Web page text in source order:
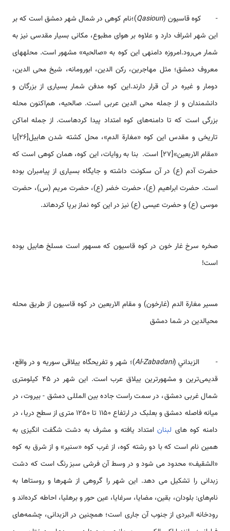
- کوه قاسیون (Qasioun)؛نام کوهی در شمال شهر دمشق است که بر
این شهر اشراف دارد و علاوه بر هوای مطبوع، مکانی بسیار مقدسی نیز به
شمار می‌رود.امروزه دامنه­ی این کوه به «صالحیه» مشهور است. محله­های
معروف دمشق؛ مثل مهاجرین، رکن الدین، ابورومانه، شیخ محی الدین،
دومار و غیره در آن قرار دارند.این کوه مدفن شمار بسیاری از بزرگان و
دانشمندان و از جمله محی الدین عربی است. صالحیه، هم‌اکنون محله
بزرگی است که تا دامنه‌های کوه امتداد پیدا کرده­است. از جمله اماکن
تاریخی و مقدس این کوه «مغارة الدم»، محل کشته شدن هابیل[26]یا
«مقام الاربعین»[27] است. بنا به روایات، این کوه، همان کوهی است که
حضرت آدم (ع) در آن سکونت داشته و جایگاه بسیاری از پیامبران بوده
است. حضرت ابراهیم (ع)، حضرت خضر (ع)، حضرت مریم (س)، حضرت
موسی (ع) و حضرت عیسی (ع) نیز در این کوه نماز برپا کرده­اند.
صخره سرخ غار خون در کوه قاسیون که مسهور است مسلخ هابیل بوده
است!
مسیر مغارة الدم (غارخون) و مقام الاربعین در کوه قاسیون از طریق محله
محی­الدین در شما دمشق
- الزبداني (Al-Zabadani)؛ شهر و تفریحگاه ییلاقی سوریه و در واقع،
قدیمی‌ترین و مشهورترین ییلاق عرب است. این شهر در 45 کیلومتری
شمال غربی دمشق، در سمت راست جاده بین المللی دمشق - بیروت، در
میانه فاصله دمشق و بعلبک در ارتفاع 1150 تا 1250 متری از سطح دریا، در
دامنه کوه های لبنانامتداد یافته و مشرف به دشت شگفت انگیزی به
همین نام است که با دو رشته کوه، از غرب کوه «سنیر» و از شرق به کوه
«الشقیف» محدود می شود و در وسط آن فرشی سبز رنگ است که دشت
زبدانی را تشکیل می دهد. این شهر را گروهی از شهرها و روستاها به
نام‌های: بلودان، بقين، مضايا، سرغايا، عين حور و برهليا، احاطه کرده‌اند و
رودخانه البردی از جنوب آن جاری است؛ همچنین در الزبدانی، چشمه‌های